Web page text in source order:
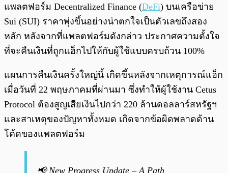
แพลตฟอร์ม Decentralized Finance (DeFi) บนเครือข่าย
Sui (SUI) ราคาพุ่งขึ้นอย่างน่าตกใจเป็นตัวเลขถึงสอง
หลัก หลังจากที่แพลตฟอร์มดังกล่าว ประกาศความตั้งใจ
ที่จะคืนเงินที่ถูกแฮ็กไปให้กับผู้ใช้แบบครบถ้วน 100%
แผนการคืนเงินครั้งใหญ่นี้ เกิดขึ้นหลังจากเหตุการณ์แฮ็ก
เมื่อวันที่ 22 พฤษภาคมที่ผ่านมา ซึ่งทำให้ผู้ใช้งาน Cetus
Protocol ต้องสูญเสียเงินไปกว่า 220 ล้านดอลลาร์สหรัฐฯ
และสาเหตุของปัญหาทั้งหมด เกิดจากข้อผิดพลาดด้าน
โค้ดของแพลตฟอร์ม
📢 New Progress Update – A Path